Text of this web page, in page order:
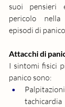
suoi pensieri
pericolo nella
episodi di panico.
Attacchi di
I sintomi fisici
panico sono:
tachicardia